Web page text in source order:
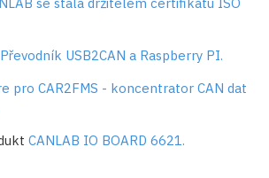
USB2CAN a Raspberry PI.
pro CAR2FMS - koncentrator CAN dat
CANLAB IO BOARD 6621.